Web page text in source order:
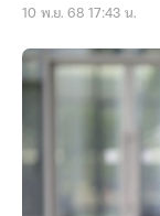
10 พ.ย. 68 17:43 น.